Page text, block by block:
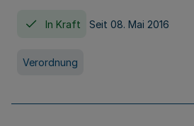
In Kraft Seit 08. Mai 2016
Verordnung